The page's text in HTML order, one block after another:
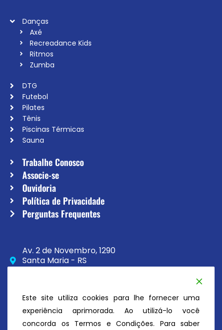
Danças
Axé
Recreadance Kids
Ritmos
Zumba
DTG
Futebol
Pilates
Tênis
Piscinas Térmicas
Sauna
Trabalhe Conosco
Associe-se
Ouvidoria
Política de Privacidade
Perguntas Frequentes
Av. 2 de Novembro, 1290
Santa Maria - RS
CEP 97020-230
secretaria@atc.esp.br
Este site utiliza cookies para lhe fornecer uma
experiência aprimorada. Ao utilizá-lo você
concorda os Termos e Condições. Para saber